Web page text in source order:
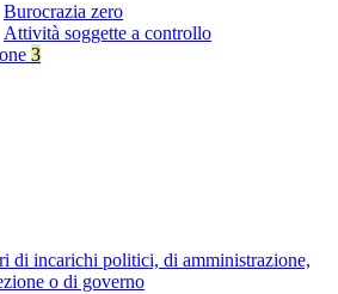
Burocrazia zero
Attività soggette a controllo
3
di incarichi politici, di amministrazione,
o di governo